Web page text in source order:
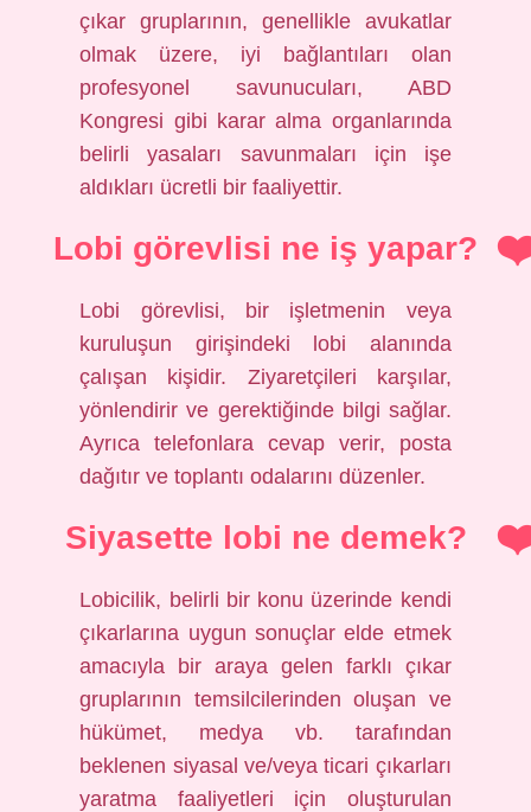
çıkar gruplarının, genellikle avukatlar
olmak üzere, iyi bağlantıları olan
profesyonel savunucuları, ABD
Kongresi gibi karar alma organlarında
belirli yasaları savunmaları için işe
aldıkları ücretli bir faaliyettir.
Lobi görevlisi ne iş yapar?
Lobi görevlisi, bir işletmenin veya
kuruluşun girişindeki lobi alanında
çalışan kişidir. Ziyaretçileri karşılar,
yönlendirir ve gerektiğinde bilgi sağlar.
Ayrıca telefonlara cevap verir, posta
dağıtır ve toplantı odalarını düzenler.
Siyasette lobi ne demek?
Lobicilik, belirli bir konu üzerinde kendi
çıkarlarına uygun sonuçlar elde etmek
amacıyla bir araya gelen farklı çıkar
gruplarının temsilcilerinden oluşan ve
hükümet, medya vb. tarafından
beklenen siyasal ve/veya ticari çıkarları
yaratma faaliyetleri için oluşturulan